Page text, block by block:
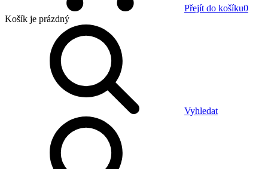
Přejít do košíku0
Košík je prázdný
Vyhledat